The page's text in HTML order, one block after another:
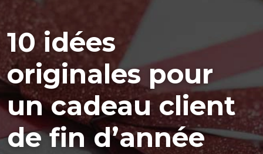
10 idées
originales pour
un cadeau client
de fin d’année